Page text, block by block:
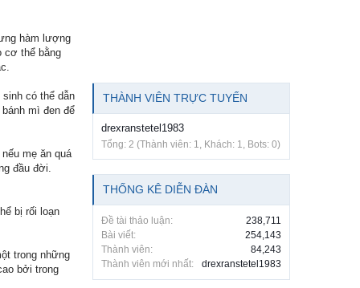
hàm lượng
cơ thể bằng
có thể dẫn
mì đen để
mẹ ăn quá
đầu đời.
bị rối loạn
trong những
bởi trong
THÀNH VIÊN TRỰC TUYẾN
drexranstetel1983
Tổng: 2 (Thành viên: 1, Khách: 1, Bots: 0)
THỐNG KÊ DIỄN ĐÀN
Đề tài thảo luận:
238,711
Bài viết:
254,143
Thành viên:
84,243
Thành viên mới nhất:
drexranstetel1983